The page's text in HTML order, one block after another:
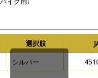
選択肢
シルバー